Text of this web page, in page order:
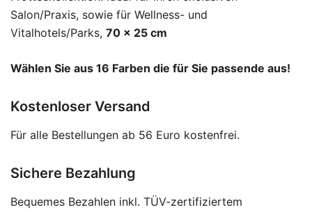
Salon/Praxis, sowie für Wellness- und
Vitalhotels/Parks, 70 × 25 cm
Wählen Sie aus 16 Farben die für Sie passende aus!
Kostenloser Versand
Für alle Bestellungen ab 56 Euro kostenfrei.
Sichere Bezahlung
Bequemes Bezahlen inkl. TÜV-zertifiziertem